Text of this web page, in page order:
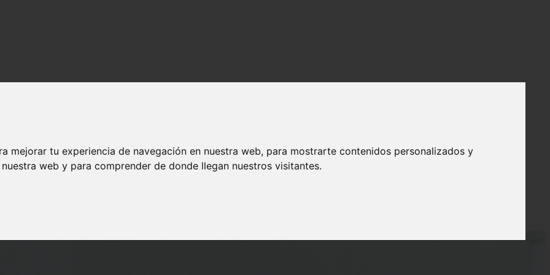
mejorar tu experiencia de navegación en nuestra web, para mostrarte contenidos personalizados y
web y para comprender de donde llegan nuestros visitantes.
de la periodontitis?